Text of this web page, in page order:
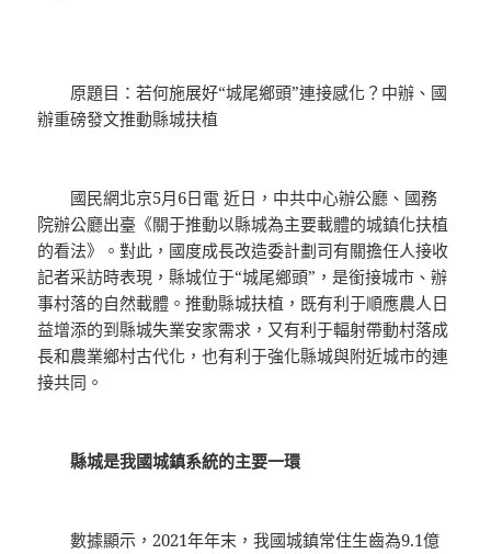
原題目：若何施展好“城尾鄉頭”連接感化？中辦、國
辦重磅發文推動縣城扶植
國民網北京5月6日電 近日，中共中心辦公廳、國務
院辦公廳出臺《關于推動以縣城為主要載體的城鎮化扶植
的看法》。對此，國度成長改造委計劃司有關擔任人接收
記者采訪時表現，縣城位于“城尾鄉頭”，是銜接城市、辦
事村落的自然載體。推動縣城扶植，既有利于順應農人日
益增添的到縣城失業安家需求，又有利于輻射帶動村落成
長和農業鄉村古代化，也有利于強化縣城與附近城市的連
接共同。
縣城是我國城鎮系統的主要一環
數據顯示，2021年年末，我國城鎮常住生齒為9.1億